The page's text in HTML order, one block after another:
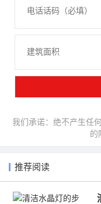
我们承诺：绝不产生任
的
推荐阅读